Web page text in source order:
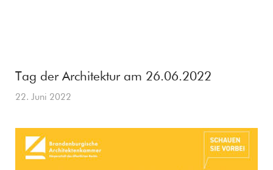
Tag der Architektur am 26.06.2022
22. Juni 2022